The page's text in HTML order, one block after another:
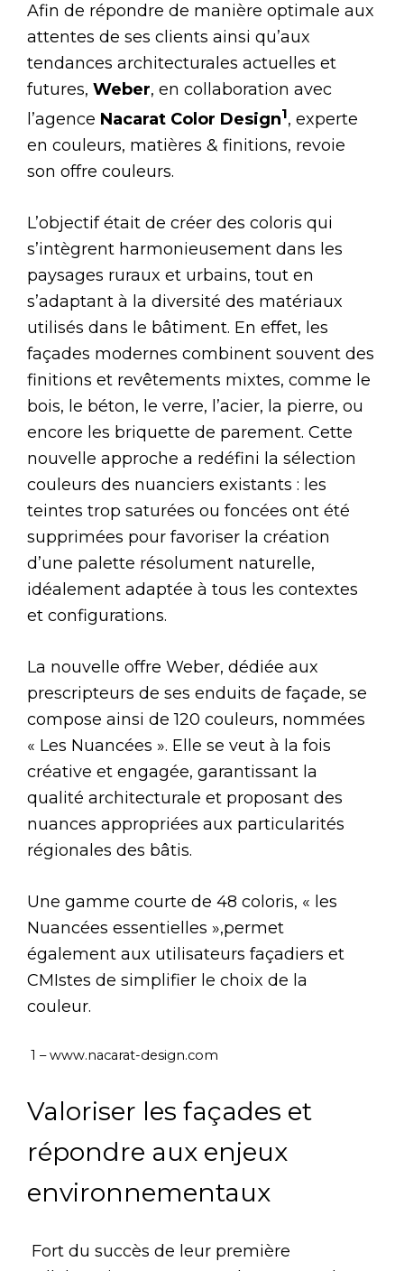
Afin de répondre de manière optimale aux
attentes de ses clients ainsi qu’aux
tendances architecturales actuelles et
futures, Weber, en collaboration avec
l’agence Nacarat Color Design1, experte
en couleurs, matières & finitions, revoie
son offre couleurs.
L’objectif était de créer des coloris qui
s’intègrent harmonieusement dans les
paysages ruraux et urbains, tout en
s’adaptant à la diversité des matériaux
utilisés dans le bâtiment. En effet, les
façades modernes combinent souvent des
finitions et revêtements mixtes, comme le
bois, le béton, le verre, l’acier, la pierre, ou
encore les briquette de parement. Cette
nouvelle approche a redéfini la sélection
couleurs des nuanciers existants : les
teintes trop saturées ou foncées ont été
supprimées pour favoriser la création
d’une palette résolument naturelle,
idéalement adaptée à tous les contextes
et configurations.
La nouvelle offre Weber, dédiée aux
prescripteurs de ses enduits de façade, se
compose ainsi de 120 couleurs, nommées
« Les Nuancées ». Elle se veut à la fois
créative et engagée, garantissant la
qualité architecturale et proposant des
nuances appropriées aux particularités
régionales des bâtis.
Une gamme courte de 48 coloris, « les
Nuancées essentielles »,permet
également aux utilisateurs façadiers et
CMIstes de simplifier le choix de la
couleur.
1 – www.nacarat-design.com
Valoriser les façades et
répondre aux enjeux
environnementaux
Fort du succès de leur première